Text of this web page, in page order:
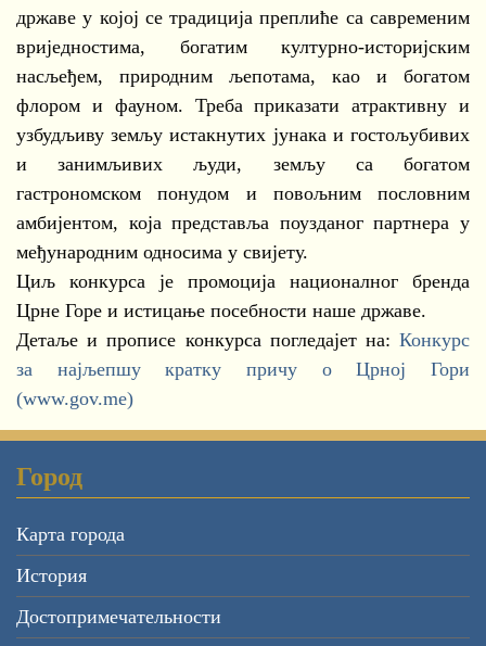
државе у којој се традиција преплиће са савременим
вриједностима, богатим културно-историјским
насљеђем, природним љепотама, као и богатом
флором и фауном. Треба приказати атрактивну и
узбудљиву земљу истакнутих јунака и гостољубивих
и занимљивих људи, земљу са богатом
гастрономском понудом и повољним пословним
амбијентом, која представља поузданог партнера у
међународним односима у свијету.
Циљ конкурса је промоција националног бренда
Црне Горе и истицање посебности наше државе.
Детаље и прописе конкурса погледајет на: Конкурс
за најљепшу кратку причу о Црној Гори
(www.gov.me)
Город
Карта города
История
Достопримечательности